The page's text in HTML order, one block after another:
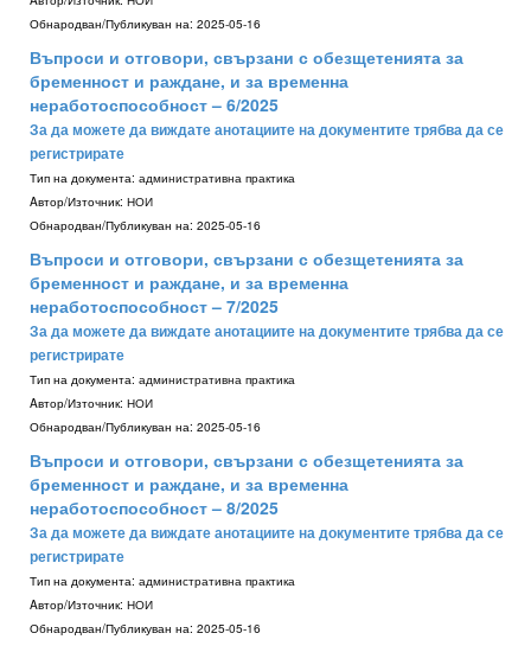
Обнародван/Публикуван на: 2025-05-16
Въпроси и отговори, свързани с обезщетенията за
бременност и раждане, и за временна
неработоспособност – 6/2025
За да можете да виждате анотациите на документите трябва да се
регистрирате
Тип на документа: административна практика
Aвтор/Източник: НОИ
Обнародван/Публикуван на: 2025-05-16
Въпроси и отговори, свързани с обезщетенията за
бременност и раждане, и за временна
неработоспособност – 7/2025
За да можете да виждате анотациите на документите трябва да се
регистрирате
Тип на документа: административна практика
Aвтор/Източник: НОИ
Обнародван/Публикуван на: 2025-05-16
Въпроси и отговори, свързани с обезщетенията за
бременност и раждане, и за временна
неработоспособност – 8/2025
За да можете да виждате анотациите на документите трябва да се
регистрирате
Тип на документа: административна практика
Aвтор/Източник: НОИ
Обнародван/Публикуван на: 2025-05-16